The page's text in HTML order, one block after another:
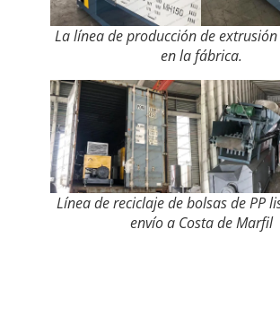
La línea de producción de
en la fábrica.
Línea de reciclaje de bolsas de PP
envío a Costa de Marfil